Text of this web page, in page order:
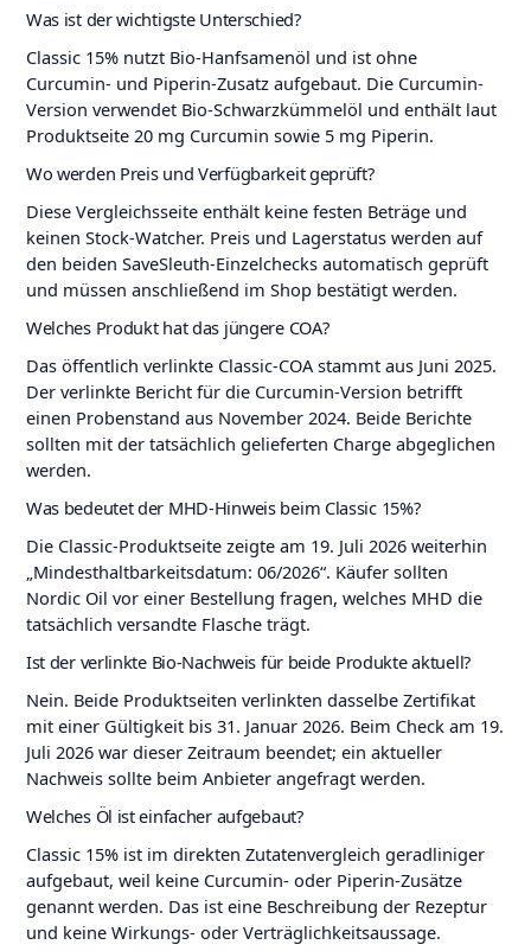
Was ist der wichtigste Unterschied?
Classic 15% nutzt Bio-Hanfsamenöl und ist ohne
Curcumin- und Piperin-Zusatz aufgebaut. Die Curcumin-
Version verwendet Bio-Schwarzkümmelöl und enthält laut
Produktseite 20 mg Curcumin sowie 5 mg Piperin.
Wo werden Preis und Verfügbarkeit geprüft?
Diese Vergleichsseite enthält keine festen Beträge und
keinen Stock-Watcher. Preis und Lagerstatus werden auf
den beiden SaveSleuth-Einzelchecks automatisch geprüft
und müssen anschließend im Shop bestätigt werden.
Welches Produkt hat das jüngere COA?
Das öffentlich verlinkte Classic-COA stammt aus Juni 2025.
Der verlinkte Bericht für die Curcumin-Version betrifft
einen Probenstand aus November 2024. Beide Berichte
sollten mit der tatsächlich gelieferten Charge abgeglichen
werden.
Was bedeutet der MHD-Hinweis beim Classic 15%?
Die Classic-Produktseite zeigte am 19. Juli 2026 weiterhin
„Mindesthaltbarkeitsdatum: 06/2026“. Käufer sollten
Nordic Oil vor einer Bestellung fragen, welches MHD die
tatsächlich versandte Flasche trägt.
Ist der verlinkte Bio-Nachweis für beide Produkte aktuell?
Nein. Beide Produktseiten verlinkten dasselbe Zertifikat
mit einer Gültigkeit bis 31. Januar 2026. Beim Check am 19.
Juli 2026 war dieser Zeitraum beendet; ein aktueller
Nachweis sollte beim Anbieter angefragt werden.
Welches Öl ist einfacher aufgebaut?
Classic 15% ist im direkten Zutatenvergleich geradliniger
aufgebaut, weil keine Curcumin- oder Piperin-Zusätze
genannt werden. Das ist eine Beschreibung der Rezeptur
und keine Wirkungs- oder Verträglichkeitsaussage.